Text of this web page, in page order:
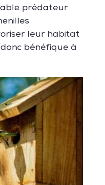
prédateur
leur habitat
bénéfique à